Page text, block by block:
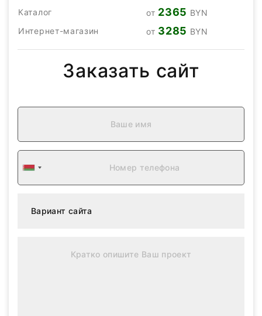
Каталог
от 2365 BYN
Интернет-магазин
от 3285 BYN
Заказать сайт